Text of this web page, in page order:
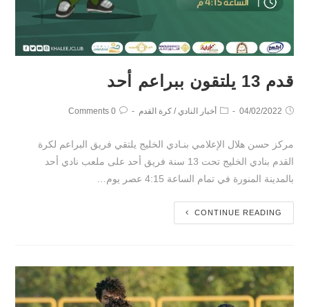
قدم 13 يلتقون ببراعم أحد
04/02/2022 أخبار النادي / كرة القدم 0 Comments
مركز حسن هلال الإعلامي بنـادي الخليج يلتقي فريق البراعم لكرة
القدم بنادي الخليج تحت 13 سنة فريق أحد على ملعب نادي أحد
بالمدينة المنورة في تمام الساعة 4:15 عصر يوم…
CONTINUE READING